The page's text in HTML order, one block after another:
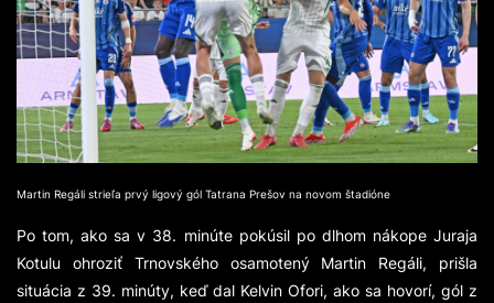
Martin Regáli strieľa prvý ligový gól Tatrana Prešov na novom štadióne
Po tom, ako sa v 38. minúte pokúsil po dlhom nákope Juraja
Kotulu ohroziť Trnovského osamotený Martin Regáli, prišla
situácia z 39. minúty, keď dal Kelvin Ofori, ako sa hovorí, gól z